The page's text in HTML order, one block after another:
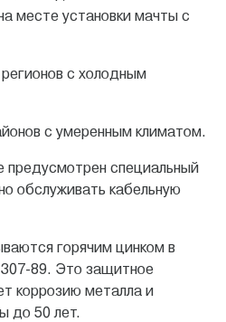
месте установки мачты с
с холодным
с умеренным климатом.
предусмотрен специальный
обслуживать кабельную
горячим цинком в
89. Это защитное
коррозию металла и
до 50 лет.